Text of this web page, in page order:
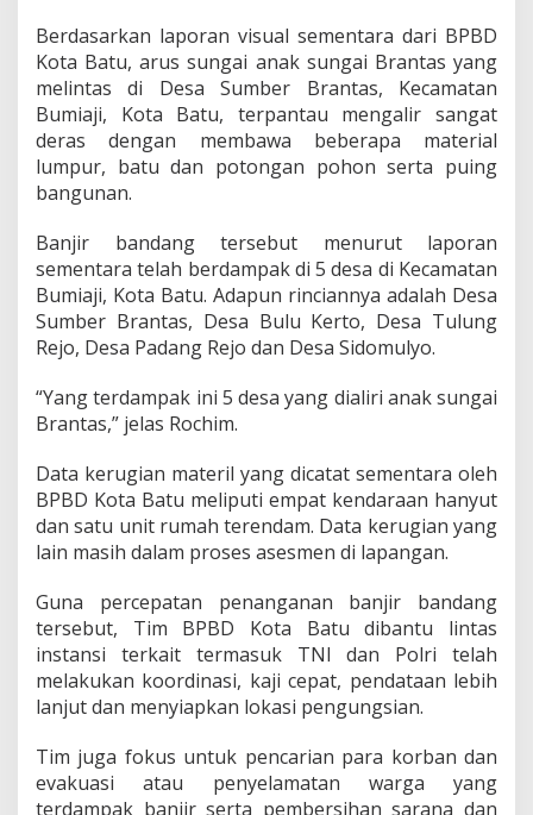
Berdasarkan laporan visual sementara dari BPBD
Kota Batu, arus sungai anak sungai Brantas yang
melintas di Desa Sumber Brantas, Kecamatan
Bumiaji, Kota Batu, terpantau mengalir sangat
deras dengan membawa beberapa material
lumpur, batu dan potongan pohon serta puing
bangunan.
Banjir bandang tersebut menurut laporan
sementara telah berdampak di 5 desa di Kecamatan
Bumiaji, Kota Batu. Adapun rinciannya adalah Desa
Sumber Brantas, Desa Bulu Kerto, Desa Tulung
Rejo, Desa Padang Rejo dan Desa Sidomulyo.
“Yang terdampak ini 5 desa yang dialiri anak sungai
Brantas,” jelas Rochim.
Data kerugian materil yang dicatat sementara oleh
BPBD Kota Batu meliputi empat kendaraan hanyut
dan satu unit rumah terendam. Data kerugian yang
lain masih dalam proses asesmen di lapangan.
Guna percepatan penanganan banjir bandang
tersebut, Tim BPBD Kota Batu dibantu lintas
instansi terkait termasuk TNI dan Polri telah
melakukan koordinasi, kaji cepat, pendataan lebih
lanjut dan menyiapkan lokasi pengungsian.
Tim juga fokus untuk pencarian para korban dan
evakuasi atau penyelamatan warga yang
terdampak banjir serta pembersihan sarana dan